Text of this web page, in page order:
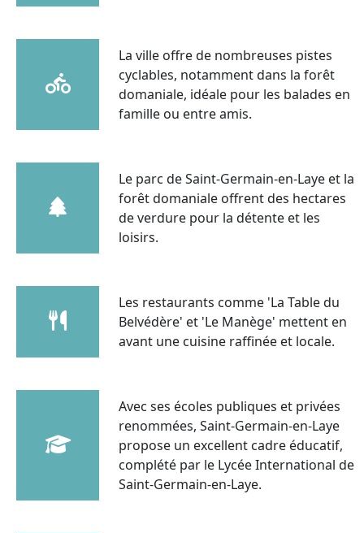
La ville offre de nombreuses pistes
cyclables, notamment dans la forêt
domaniale, idéale pour les balades en
famille ou entre amis.
Le parc de Saint-Germain-en-Laye et la
forêt domaniale offrent des hectares
de verdure pour la détente et les
loisirs.
Les restaurants comme 'La Table du
Belvédère' et 'Le Manège' mettent en
avant une cuisine raffinée et locale.
Avec ses écoles publiques et privées
renommées, Saint-Germain-en-Laye
propose un excellent cadre éducatif,
complété par le Lycée International de
Saint-Germain-en-Laye.